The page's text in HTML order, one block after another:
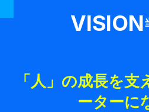
VISION
「人」の成長を
ーターに